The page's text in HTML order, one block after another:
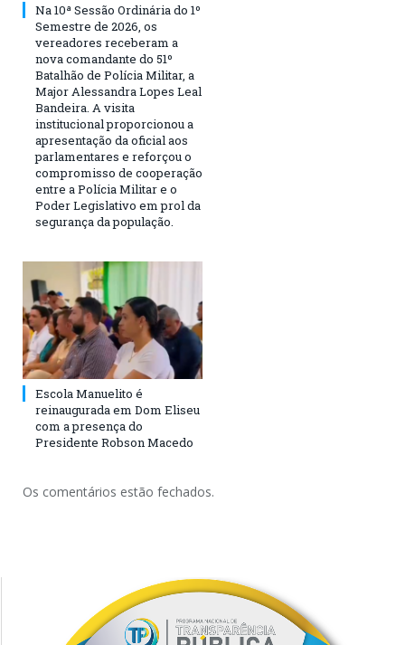
Na 10ª Sessão Ordinária do 1º
Semestre de 2026, os
vereadores receberam a
nova comandante do 51º
Batalhão de Polícia Militar, a
Major Alessandra Lopes Leal
Bandeira. A visita
institucional proporcionou a
apresentação da oficial aos
parlamentares e reforçou o
compromisso de cooperação
entre a Polícia Militar e o
Poder Legislativo em prol da
segurança da população.
Escola Manuelito é
reinaugurada em Dom Eliseu
com a presença do
Presidente Robson Macedo
Os comentários estão fechados.